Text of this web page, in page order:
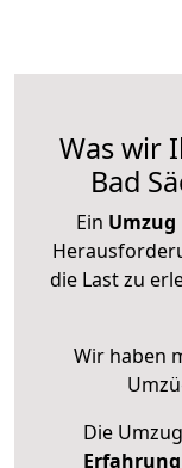
Was wir
Bad
Ein Umzug
die Last zu
Wir haben
Die
Erfahrung